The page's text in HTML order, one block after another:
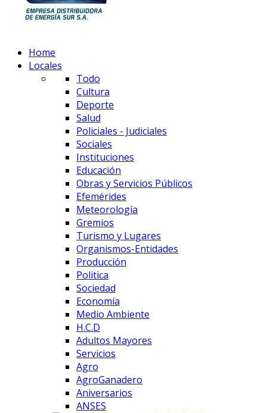
Home
Locales
Todo
Cultura
Deporte
Salud
Policiales - Judiciales
Sociales
Instituciones
Educación
Obras y Servicios Públicos
Efemérides
Meteorología
Gremios
Turismo y Lugares
Organismos-Entidades
Producción
Politica
Sociedad
Economía
Medio Ambiente
H.C.D
Adultos Mayores
Servicios
Agro
AgroGanadero
Aniversarios
ANSES